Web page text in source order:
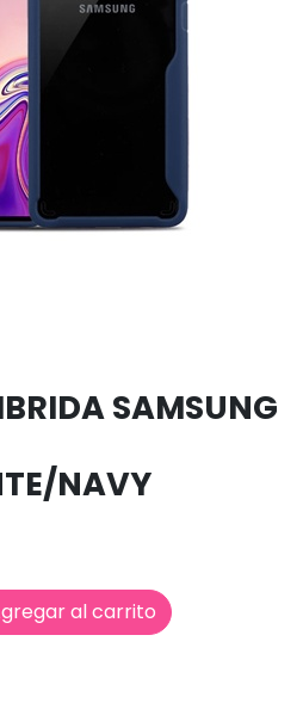
SAMSUNG
NAVY
al carrito